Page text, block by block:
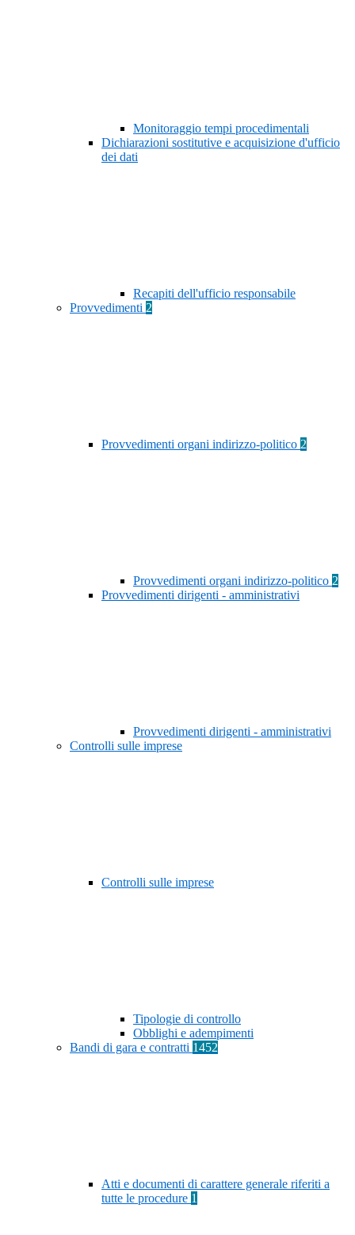
Monitoraggio tempi procedimentali
Dichiarazioni sostitutive e acquisizione d'ufficio
dei dati
Recapiti dell'ufficio responsabile
Provvedimenti 2
Provvedimenti organi indirizzo-politico 2
Provvedimenti organi indirizzo-politico 2
Provvedimenti dirigenti - amministrativi
Provvedimenti dirigenti - amministrativi
Controlli sulle imprese
Controlli sulle imprese
Tipologie di controllo
Obblighi e adempimenti
Bandi di gara e contratti 1452
Atti e documenti di carattere generale riferiti a
tutte le procedure 1